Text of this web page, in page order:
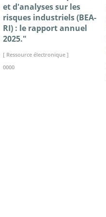
et d'analyses sur les
risques industriels (BEA-
RI) : le rapport annuel
2025."
[ Ressource électronique ]
0000